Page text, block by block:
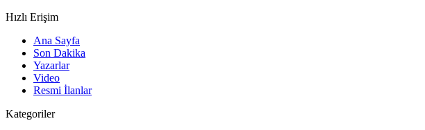
Hızlı Erişim
Ana Sayfa
Son Dakika
Yazarlar
Video
Resmi İlanlar
Kategoriler